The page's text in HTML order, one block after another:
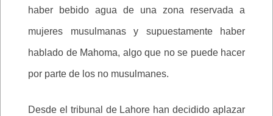
haber bebido agua de una zona reservada a
mujeres musulmanas y supuestamente haber
hablado de Mahoma, algo que no se puede hacer
por parte de los no musulmanes.
Desde el tribunal de Lahore han decidido aplazar